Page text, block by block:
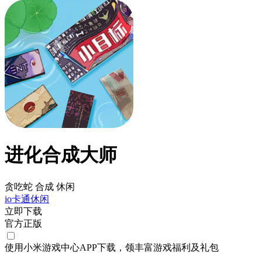
进化合成大师
贪吃蛇 合成 休闲
io卡通休闲
立即下载
官方正版
使用小米游戏中心APP下载 ，领丰富游戏福利 及礼包